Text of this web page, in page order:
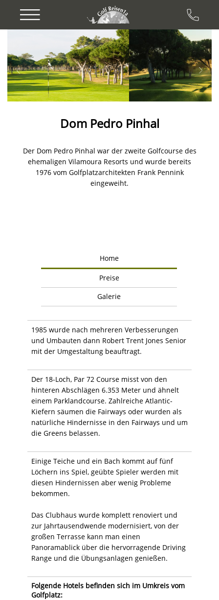
Next
Dom Pedro Pinhal
Der Dom Pedro Pinhal war der zweite Golfcourse des
ehemaligen Vilamoura Resorts und wurde bereits
1976 vom Golfplatzarchitekten Frank Pennink
eingeweiht.
Home
Preise
Galerie
1985 wurde nach mehreren Verbesserungen
und Umbauten dann Robert Trent Jones Senior
mit der Umgestaltung beauftragt.
Der 18-Loch, Par 72 Course misst von den
hinteren Abschlägen 6.353 Meter und ähnelt
einem Parklandcourse. Zahlreiche Atlantic-
Kiefern säumen die Fairways oder wurden als
natürliche Hindernisse in den Fairways und um
die Greens belassen.
Einige Teiche und ein Bach kommt auf fünf
Löchern ins Spiel, geübte Spieler werden mit
diesen Hindernissen aber wenig Probleme
bekommen.
Das Clubhaus wurde komplett renoviert und
zur Jahrtausendwende modernisiert, von der
großen Terrasse kann man einen
Panoramablick über die hervorragende Driving
Range und die Übungsanlagen genießen.
Folgende Hotels befinden sich im Umkreis vom
Golfplatz: